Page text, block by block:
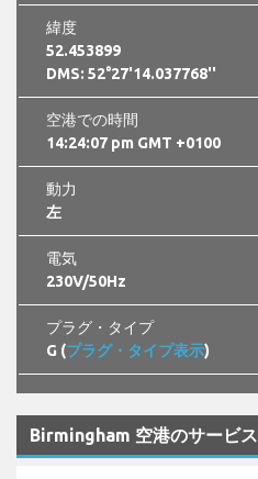
緯度
52.453899
DMS: 52°27'14.037768''
空港での時間
14:24:08 pm GMT +0100
動力
左
電気
230V/50Hz
プラグ・タイプ
G (プラグ・タイプ表示)
Birmingham 空港のサービス